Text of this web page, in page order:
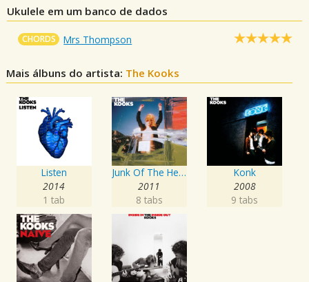
Ukulele em um banco de dados
CHORDS Mrs Thompson
Mais álbuns do artista: The Kooks
Listen
2014
1 tab
Junk Of The Heart
2011
8 tabs
Konk
2008
9 tabs